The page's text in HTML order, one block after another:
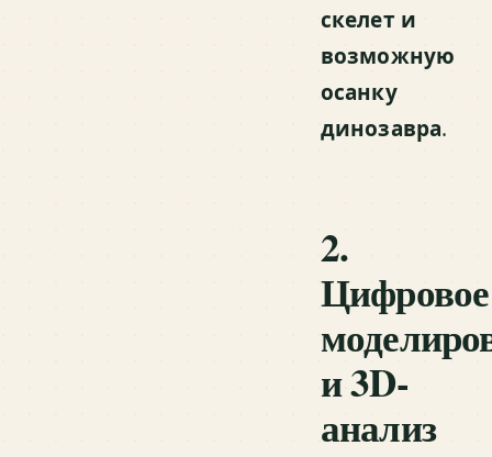
скелет и
возможную
осанку
динозавра.
2.
Цифровое
и 3D-
анализ